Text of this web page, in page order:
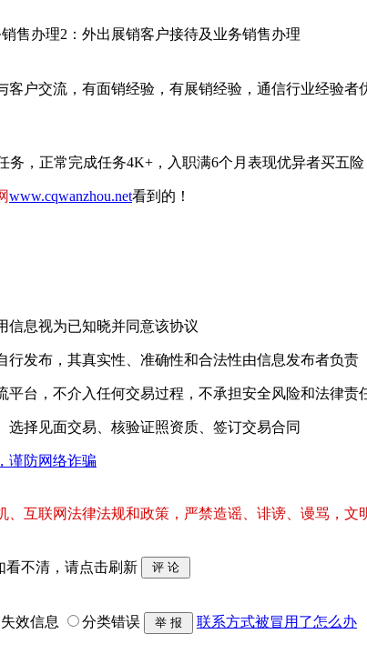
售办理2：外出展销客户接待及业务销售办理
客户交流，有面销经验，有展销经验，通信行业经验者
务，正常完成任务4K+，入职满6个月表现优异者买五险
www.cqwanzhou.net看到的！
信息视为已知晓并同意该协议
发布，其真实性、准确性和合法性由信息发布者负责
台，不介入任何交易过程，不承担安全风险和法律责
择见面交易、核验证照资质、签订交易合同
谨防网络诈骗
、互联网法律法规和政策，严禁造谣、诽谤、谩骂，文
失效信息 分类错误 联系方式被冒用了怎么办